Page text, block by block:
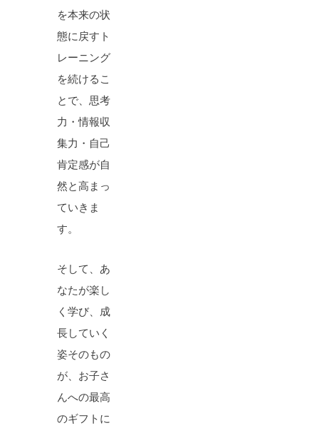
を本来の状
態に戻すト
レーニング
を続けるこ
とで、思考
力・情報収
集力・自己
肯定感が自
然と高まっ
ていきま
す。
そして、あ
なたが楽し
く学び、成
長していく
姿そのもの
が、お子さ
んへの最高
のギフトに